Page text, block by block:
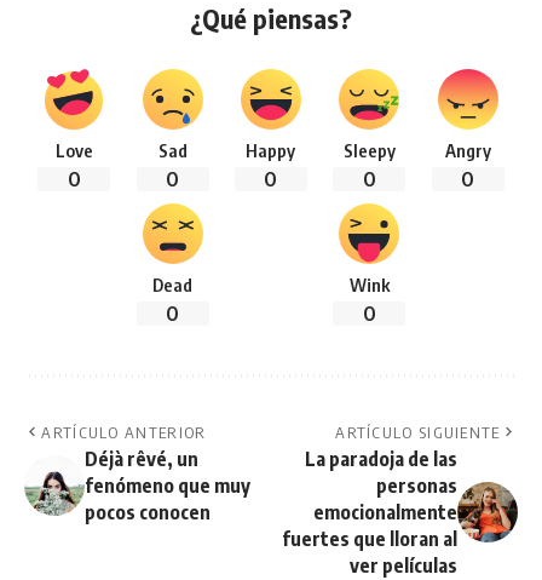
¿Qué piensas?
Love
0
Sad
0
Happy
0
Sleepy
0
Angry
0
Dead
0
Wink
0
ARTÍCULO ANTERIOR
Déjà rêvé, un
fenómeno que muy
pocos conocen
ARTÍCULO SIGUIENTE
La paradoja de las
personas
emocionalmente
fuertes que lloran al
ver películas